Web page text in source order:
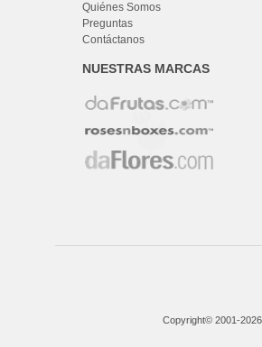
Quiénes Somos
Preguntas
Contáctanos
NUESTRAS MARCAS
Copyright© 2001-